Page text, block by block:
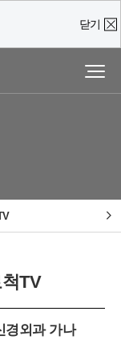
닫기
chevron_right
TV
경외과 가나